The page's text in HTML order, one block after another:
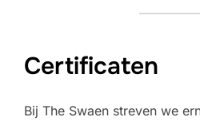
Certificaten
Bij The Swaen streven we